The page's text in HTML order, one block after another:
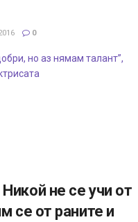
0
но аз нямам талант”,
не се учи от
се от раните и